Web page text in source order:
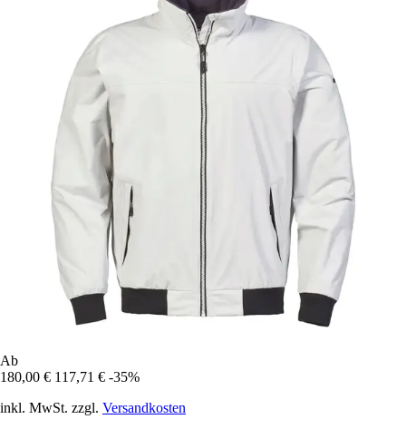
Ab
180,00 € 117,71 € -35%
inkl. MwSt. zzgl. Versandkosten